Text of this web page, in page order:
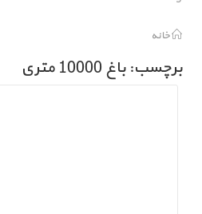
خانه
برچسب: باغ 10000 متری